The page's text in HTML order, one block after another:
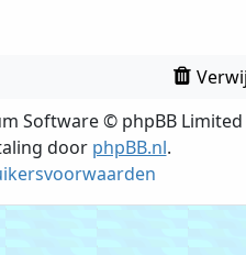
Software © phpBB Limited
door phpBB.nl.